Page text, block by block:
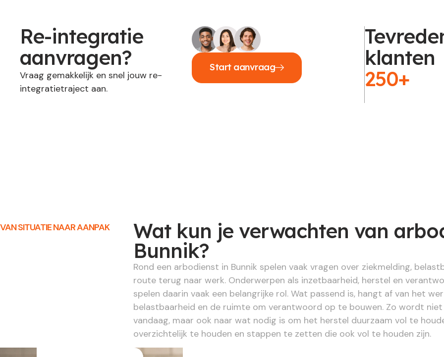
Re-integratie
aanvragen?
Vraag gemakkelijk en snel jouw re-
integratietraject aan.
Start aanvraag
klanten
250+
VAN SITUATIE NAAR AANPAK
Wat kun je verwachten van
Bunnik?
Rond een arbodienst in Bunnik spelen vaak vragen over ziekmelding,
route terug naar werk. Onderwerpen als inzetbaarheid, herstel en
spelen daarin vaak een belangrijke rol. Wat passend is, hangt af van het
belastbaarheid en de ruimte om verantwoord op te bouwen. Zo wordt niet
vandaag, maar ook naar wat nodig is om het herstel duurzaam vol te
overzichtelijk te houden en stappen te zetten die ook vol te houden zijn.